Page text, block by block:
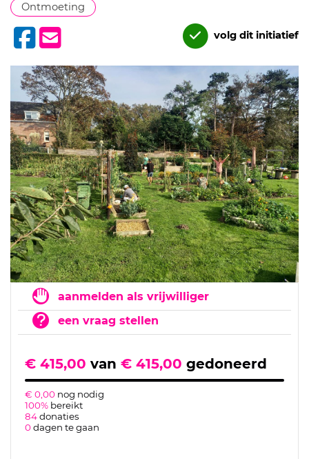
Ontmoeting
volg dit initiatief
aanmelden als vrijwilliger
een vraag stellen
€ 415,00 van € 415,00 gedoneerd
€ 0,00 nog nodig
100% bereikt
84donaties
0dagen te gaan